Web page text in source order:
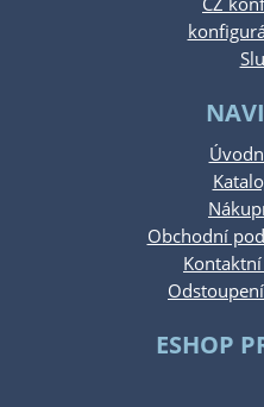
Obchodní
ESHOP